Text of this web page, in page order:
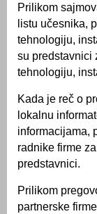
Prilikom
listu učesnika,
tehnologiju,
su predstavnici
tehnologiju,
Kada je reč o
lokalnu
informacijama,
radnike firme
predstavnici.
Prilikom
partnerske